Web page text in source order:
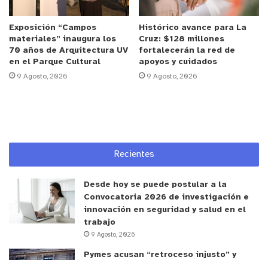
Exposición “Campos
materiales” inaugura los
70 años de Arquitectura UV
en el Parque Cultural
9 Agosto, 2026
Histórico avance para La
Cruz: $128 millones
fortalecerán la red de
apoyos y cuidados
9 Agosto, 2026
Recientes
Desde hoy se puede postular a la
Convocatoria 2026 de investigación e
innovación en seguridad y salud en el
trabajo
9 Agosto, 2026
Pymes acusan “retroceso injusto” y